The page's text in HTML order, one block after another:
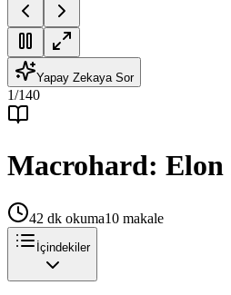
Yapay Zekaya Sor
1/140
Macrohard: Elon
42 dk okuma10 makale
İçindekiler